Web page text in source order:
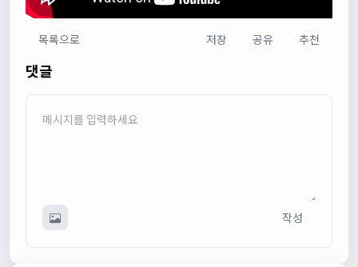
다다우운
관리자13:50:05
이름/휴대폰 번호는 이벤트에 활용될수 있다는 항목을 추가
목록으로 저장 공유 추천
댓글
작성